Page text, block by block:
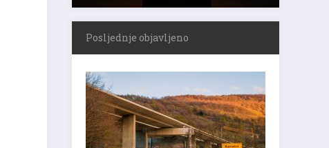
Posljednje objavljeno